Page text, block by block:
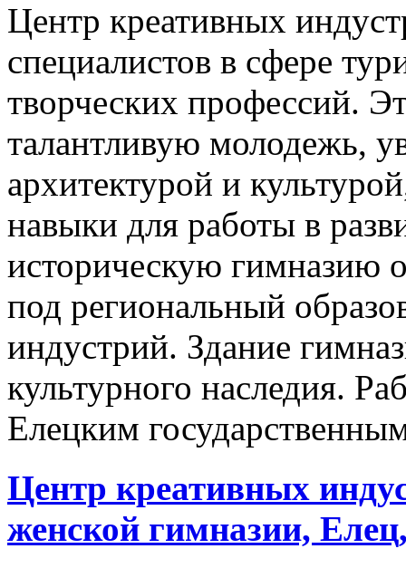
Центр креативных
специалистов в сфере
творческих профессий.
талантливую молодежь,
архитектурой и
навыки для работы в
историческую гимназию
под региональный
индустрий. Здание
культурного наследия.
Елецким
Центр креативных
женской гимназии,